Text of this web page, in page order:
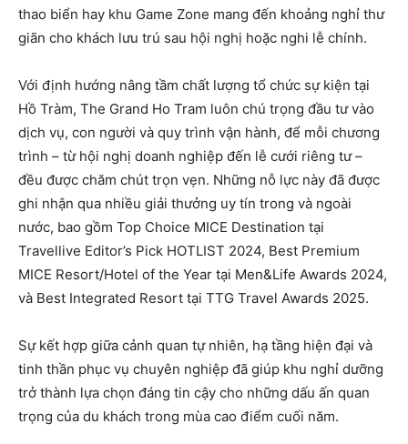
thao biển hay khu Game Zone mang đến khoảng nghỉ thư
giãn cho khách lưu trú sau hội nghị hoặc nghi lễ chính.
Với định hướng nâng tầm chất lượng tổ chức sự kiện tại
Hồ Tràm, The Grand Ho Tram luôn chú trọng đầu tư vào
dịch vụ, con người và quy trình vận hành, để mỗi chương
trình – từ hội nghị doanh nghiệp đến lễ cưới riêng tư –
đều được chăm chút trọn vẹn. Những nỗ lực này đã được
ghi nhận qua nhiều giải thưởng uy tín trong và ngoài
nước, bao gồm Top Choice MICE Destination tại
Travellive Editor’s Pick HOTLIST 2024, Best Premium
MICE Resort/Hotel of the Year tại Men&Life Awards 2024,
và Best Integrated Resort tại TTG Travel Awards 2025.
Sự kết hợp giữa cảnh quan tự nhiên, hạ tầng hiện đại và
tinh thần phục vụ chuyên nghiệp đã giúp khu nghỉ dưỡng
trở thành lựa chọn đáng tin cậy cho những dấu ấn quan
trọng của du khách trong mùa cao điểm cuối năm.